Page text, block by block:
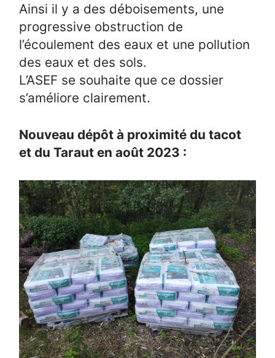
Ainsi il y a des déboisements, une
progressive obstruction de
l’écoulement des eaux et une pollution
des eaux et des sols.
L’ASEF se souhaite que ce dossier
s’améliore clairement.
Nouveau dépôt à proximité du tacot
et du Taraut en août 2023 :